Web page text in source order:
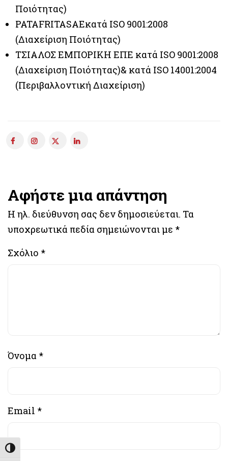
Εναλλαγή Υψηλής Αντίθεσης
Ποιότητας)
PATAFRITASAEκατά ISO 9001:2008
(Διαχείριση Ποιότητας)
ΤΣΙΑΛΟΣ ΕΜΠΟΡΙΚΗ ΕΠΕ κατά ISO 9001:2008
(Διαχείριση Ποιότητας)& κατά ISO 14001:2004
(Περιβαλλοντική Διαχείριση)
Αφήστε μια απάντηση
Η ηλ. διεύθυνση σας δεν δημοσιεύεται. Τα
υποχρεωτικά πεδία σημειώνονται με *
Σχόλιο *
Όνομα *
Email *